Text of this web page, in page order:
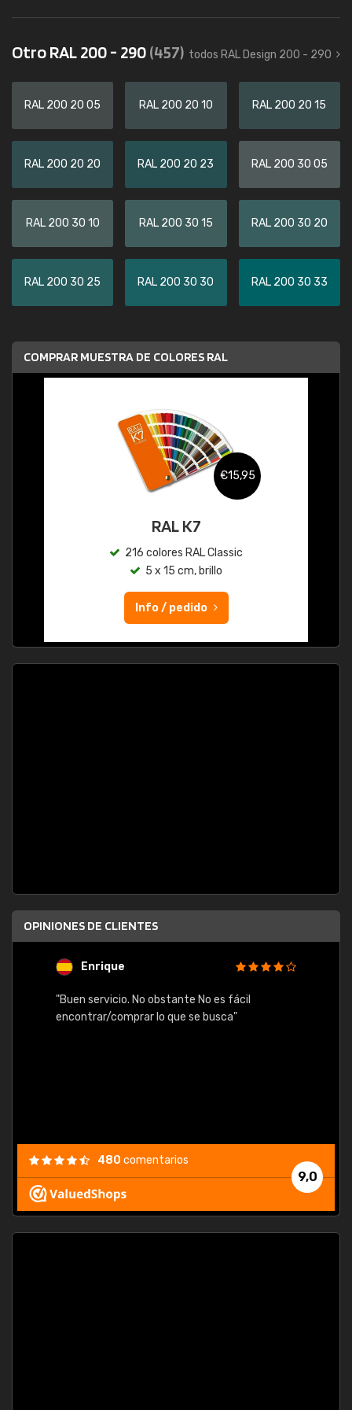
Otro RAL 200 - 290(457) todos RAL Design 200 - 290
RAL 200 20 05 RAL 200 20 10 RAL 200 20 15
RAL 200 20 20 RAL 200 20 23 RAL 200 30 05
RAL 200 30 10 RAL 200 30 15 RAL 200 30 20
RAL 200 30 25 RAL 200 30 30 RAL 200 30 33
COMPRAR MUESTRA DE COLORES RAL
€15,95
RAL K7
216 colores RAL Classic
5 x 15 cm, brillo
Info / pedido
OPINIONES DE CLIENTES
Enrique
"Buen servicio. No obstante No es fácil
encontrar/comprar lo que se busca"
9,0
480 comentarios